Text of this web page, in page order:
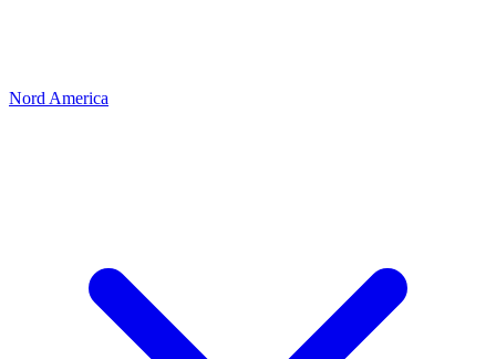
Nord America